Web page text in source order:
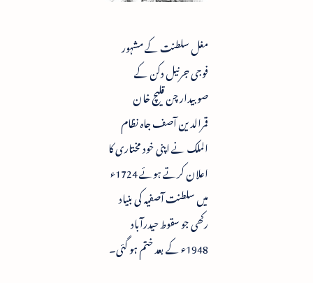
مغل سلطنت کے مشہور
فوجی جرنیل دکن کے
صوبیدار چن قلیچ خان
قمرالدین آصف جاہ نظام
الملک نے اپنی خود مختاری کا
اعلان کرتے ہوئے 1724ء
میں سلطنت آصفیہ کی بنیاد
رکھی جو سقوط حیدرآباد
1948ء کے بعد ختم ہو گئی۔